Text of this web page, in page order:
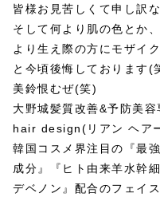
皆様お見苦しくて申し訳
そして何より肌の色とか
より生え際の方にモザイ
と今頃後悔しております(
美鈴恨むぜ(笑)
大野城髪質改善&予防美
hair design(リアン ヘア
韓国コスメ界注目の『最
成分』『ヒト由来羊水幹
デベノン』配合のフェイ